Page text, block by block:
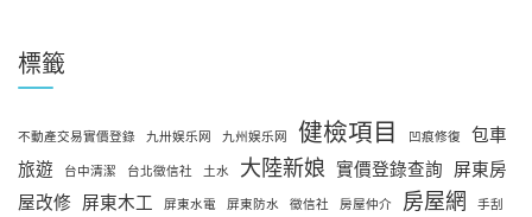
標籤
不動產交易實價登錄 九卅娱乐网 九州娱乐网 健檢項目 凹痕修復
包車
旅遊
台中清潔 台北徵信社 土水 大陸新娘 實價登錄查詢 屏東房
屋改修 屏東木工 屏東水電 屏東防水 徵信社 房屋仲介 房屋網
手刮